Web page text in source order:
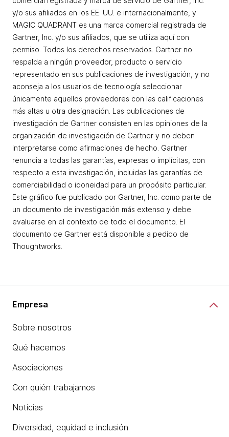
y/o sus afiliados en los EE. UU. e internacionalmente, y
MAGIC QUADRANT es una marca comercial registrada de
Gartner, Inc. y/o sus afiliados, que se utiliza aquí con
permiso. Todos los derechos reservados. Gartner no
respalda a ningún proveedor, producto o servicio
representado en sus publicaciones de investigación, y no
aconseja a los usuarios de tecnología seleccionar
únicamente aquellos proveedores con las calificaciones
más altas u otra designación. Las publicaciones de
investigación de Gartner consisten en las opiniones de la
organización de investigación de Gartner y no deben
interpretarse como afirmaciones de hecho. Gartner
renuncia a todas las garantías, expresas o implícitas, con
respecto a esta investigación, incluidas las garantías de
comerciabilidad o idoneidad para un propósito particular.
Este gráfico fue publicado por Gartner, Inc. como parte de
un documento de investigación más extenso y debe
evaluarse en el contexto de todo el documento. El
documento de Gartner está disponible a pedido de
Thoughtworks.
Empresa
Sobre nosotros
Qué hacemos
Asociaciones
Con quién trabajamos
Noticias
Diversidad, equidad e inclusión